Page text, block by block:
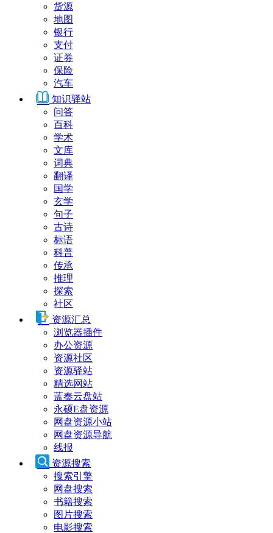
货源
地图
银行
支付
证券
保险
汽车
知识驿站
问答
百科
学术
文库
词典
翻译
国学
玄学
句子
古诗
标语
科普
传承
推理
探索
社区
资源汇总
浏览器插件
办公资源
资源社区
资源驿站
精选网站
蓝奏云盘站
永硕E盘资源
网盘资源小站
网盘资源导航
线报
资源搜索
搜索引擎
网盘搜索
书籍搜索
图片搜索
电影搜索